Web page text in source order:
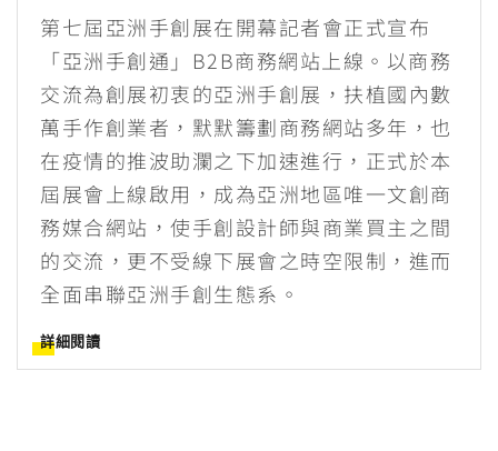
第七屆亞洲手創展在開幕記者會正式宣布
「亞洲手創通」B2B商務網站上線。以商務
交流為創展初衷的亞洲手創展，扶植國內數
萬手作創業者，默默籌劃商務網站多年，也
在疫情的推波助瀾之下加速進行，正式於本
屆展會上線啟用，成為亞洲地區唯一文創商
務媒合網站，使手創設計師與商業買主之間
的交流，更不受線下展會之時空限制，進而
全面串聯亞洲手創生態系。
詳細閱讀